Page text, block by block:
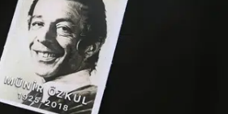
Burdur
Bursa